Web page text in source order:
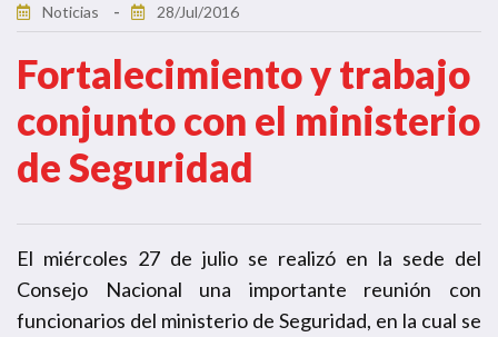
Noticias 28/Jul/2016
Fortalecimiento y trabajo
conjunto con el ministerio
de Seguridad
El miércoles 27 de julio se realizó en la sede del
Consejo Nacional una importante reunión con
funcionarios del ministerio de Seguridad, en la cual se